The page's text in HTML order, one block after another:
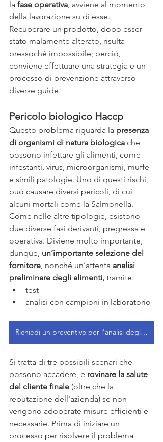
la fase operativa , avviene al momento
della lavorazione su di esse.
Recuperare un prodotto, dopo esser
stato malamente alterato, risulta
pressoché impossibile; perciò,
conviene effettuare una strategia e un
processo di prevenzione attraverso
diverse guide.
Pericolo biologico Haccp
Questo problema riguarda la presenza
di organismi di natura biologica che
possono infettare gli alimenti, come
infestanti, virus, microorganismi, muffe
e simili patologie. Uno di questi rischi,
può causare diversi pericoli, di cui
alcuni mortali come la Salmonella.
Come nelle altre tipologie, esistono
due diverse fasi derivanti, pregressa e
operativa. Diviene molto importante,
dunque, un’importante selezione del
fornitore , nonché un’attenta analisi
preliminare degli alimenti, tramite:
test
analisi con campioni in laboratorio
Richiedi un preventivo per l'analisi degli alimenti
Si tratta di tre possibili scenari che
possono accadere, e rovinare la salute
del cliente finale (oltre che la
reputazione dell'azienda) se non
vengono adoperate misure efficienti e
necessarie. Prima di iniziare un
processo per risolvere il problema